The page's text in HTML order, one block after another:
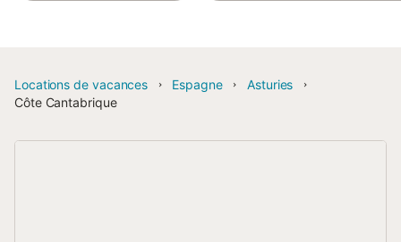
Locations de vacances Espagne
Asturies
Côte Cantabrique